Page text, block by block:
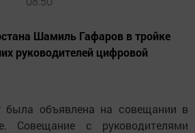
Шамиль Гафаров в тройке
руководителей цифровой
была объявлена на совещании в
Совещание с руководителями